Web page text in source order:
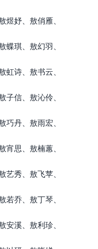
煜妤、敖俏雁、
蝶琪、敖幻羽、
虹诗、敖书云、
子信、敖沁伶、
巧丹、敖雨宏、
宵思、敖楠蕙、
艺秀、敖飞苹、
若乔、敖丁琴、
安溪、敖利珍、